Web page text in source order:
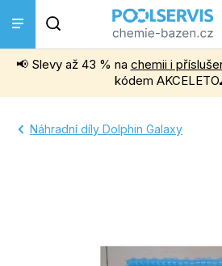
obsah
📢 Slevy až 43 % na chemii i
kódem
Bazénová chemie
Náhradní díly Dolphin Galaxy